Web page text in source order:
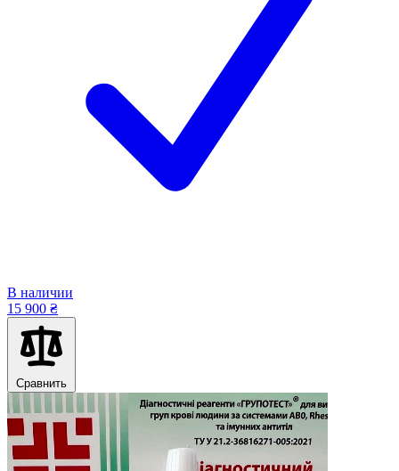
В наличии
15 900 ₴
Сравнить